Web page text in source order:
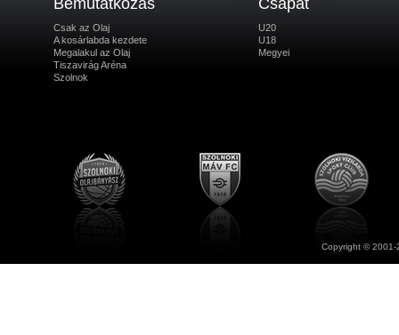
Bemutatkozás
Csak az Olaj
A kosárlabda kezdete
Megalakul az Olaj
Tiszavirág Aréna
Szolnok
Csapat
U20
U18
Megyei
Copyright ©